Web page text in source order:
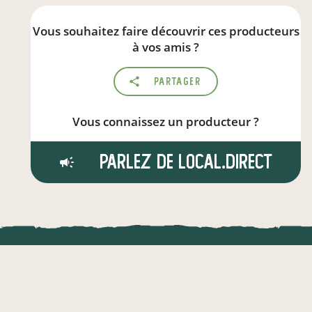
Vous souhaitez faire découvrir ces producteurs
à vos amis ?
Partager
Vous connaissez un producteur ?
Parlez de local.direct